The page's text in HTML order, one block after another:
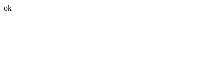
ok